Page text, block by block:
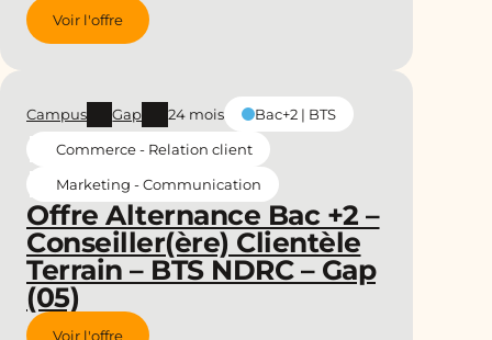
Voir l'offre
Offre Alternance Bac +2 –
Conseiller(ère) Clientèle
Terrain – BTS NDRC – Gap
(05)
Campus Gap 24 mois
Bac+2 | BTS
Commerce - Relation client
Marketing - Communication
Voir l'offre